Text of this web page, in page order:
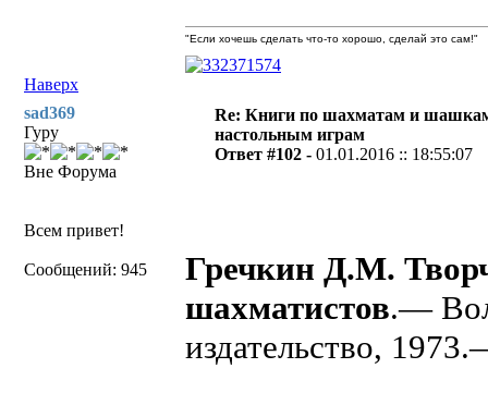
Наверх
"Если хочешь сделать что-то хорошо, сделай это сам!"
sad369
Гуру
Вне Форума
Всем привет!
Сообщений: 945
Re: Книги по шахматам и
настольным играм
Ответ #102 -01.01.2016 :: 18:55:07
Гречкин Д.М.
шахматистов.—
издательство,